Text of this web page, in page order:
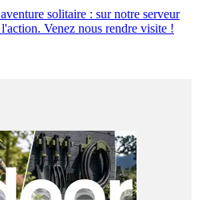
solitaire : sur notre serveur
Venez nous rendre visite !